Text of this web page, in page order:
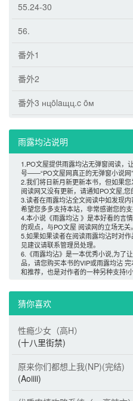
55.24-30
56.
番外1
番外2
番外3 нцōlaщц.c ōм
雨露均沾说明
1.PO文屋提供雨露均沾无弹窗阅读，
号——“PO文屋网真正的无弹窗小说网”
2.我们将日新月新更新本书，但如果
阅读网又没有更新，请通知PO文屋,您
3.读者在雨露均沾全文阅读中如发现
希望您多多支持本站，非常感谢您的
4.本小说《雨露均沾 》是本好看的言
的观点，与PO文屋 阅读网的立场无关。
5.如果如果读者在阅读雨露均沾时对
见建议请联系管理员处理。
6.《雨露均沾》是一本优秀小说,为了
品，请您购买本书的VIP或雨露均沾
和推荐，也是对作者的一种另种支持!
猜你喜欢
性瘾少女（高H）
(十八里街禁)
原来你们都想上我(NP)(完结)
(Aoiiii)